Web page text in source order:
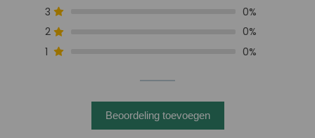
3
0%
2
0%
1
0%
Beoordeling toevoegen